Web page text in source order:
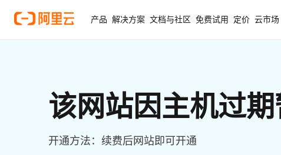
产品 解决方案 文档与社区 免费试用 定价 云市场
该网站因主机过
开通方法：续费后网站即可开通